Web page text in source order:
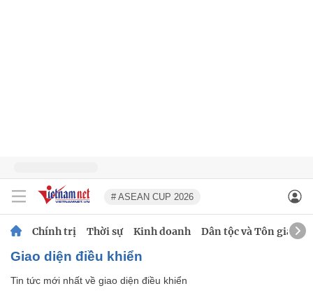
# ASEAN CUP 2026
Chính trị Thời sự Kinh doanh Dân tộc và Tôn giáo
giao diện điều khiển
Tin tức mới nhất về giao diện điều khiển